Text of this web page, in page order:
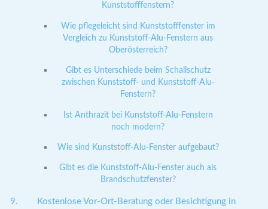
Kunststofffenstern?
Wie pflegeleicht sind Kunststofffenster im
Vergleich zu Kunststoff-Alu-Fenstern aus
Oberösterreich?
Gibt es Unterschiede beim Schallschutz
zwischen Kunststoff- und Kunststoff-Alu-
Fenstern?
Ist Anthrazit bei Kunststoff-Alu-Fenstern
noch modern?
Wie sind Kunststoff-Alu-Fenster aufgebaut?
Gibt es die Kunststoff-Alu-Fenster auch als
Brandschutzfenster?
Kostenlose Vor-Ort-Beratung oder Besichtigung in